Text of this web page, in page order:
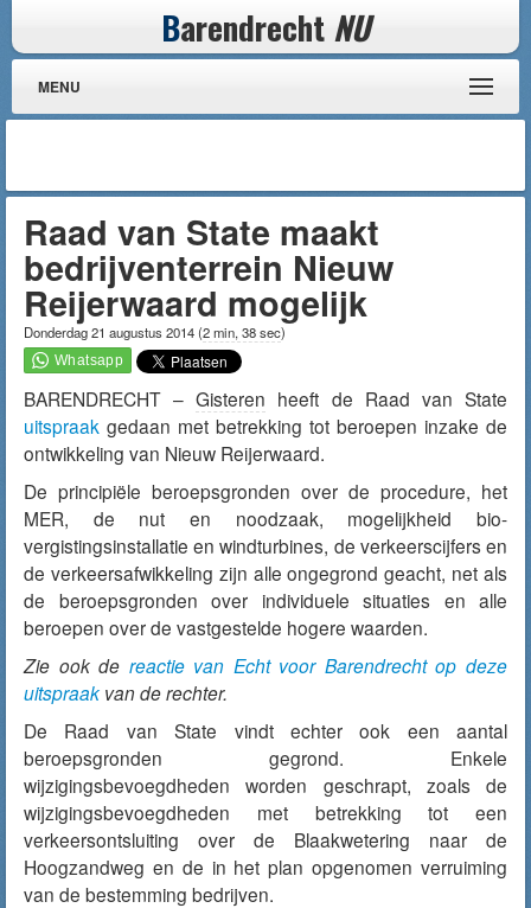
Barendrecht NU
MENU
Raad van State maakt
bedrijventerrein Nieuw
Reijerwaard mogelijk
Donderdag 21 augustus 2014(2 min, 38 sec)
BARENDRECHT –Gisteren heeft de Raad van State
uitspraak gedaan met betrekking tot beroepen inzake de
ontwikkeling van Nieuw Reijerwaard.
De principiële beroepsgronden over de procedure, het
MER, de nut en noodzaak, mogelijkheid bio-
vergistingsinstallatie en windturbines, de verkeerscijfers en
de verkeersafwikkeling zijn alle ongegrond geacht, net als
de beroepsgronden over individuele situaties en alle
beroepen over de vastgestelde hogere waarden.
Zie ook de reactie van Echt voor Barendrecht op deze
uitspraak van de rechter.
De Raad van State vindt echter ook een aantal
beroepsgronden gegrond. Enkele
wijzigingsbevoegdheden worden geschrapt, zoals de
wijzigingsbevoegdheden met betrekking tot een
verkeersontsluiting over de Blaakwetering naar de
Hoogzandweg en de in het plan opgenomen verruiming
van de bestemming bedrijven.